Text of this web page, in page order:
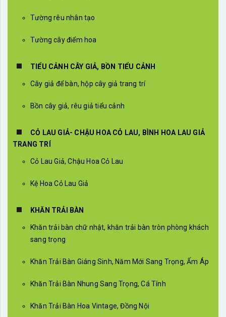
Tường rêu nhân tạo
Tường cây điểm hoa
TIỂU CẢNH CÂY GIẢ, BỒN TIỂU CẢNH
Cây giả để bàn, hộp cây giả trang trí
Bồn cây giả, rêu giả tiểu cảnh
CỎ LAU GIẢ- CHẬU HOA CỎ LAU, BÌNH HOA LAU GIẢ
TRANG TRÍ
Cỏ Lau Giả, Chậu Hoa Cỏ Lau
Kệ Hoa Cỏ Lau Giả
KHĂN TRẢI BÀN
Khăn trải bàn chữ nhật, khăn trải bàn tròn phòng khách
sang trọng
Khăn Trải Bàn Giáng Sinh, Năm Mới Sang Trọng, Ấm Áp
Khăn Trải Bàn Nhung Sang Trọng, Cá Tính
Khăn Trải Bàn Hoa Vintage, Đồng Nội